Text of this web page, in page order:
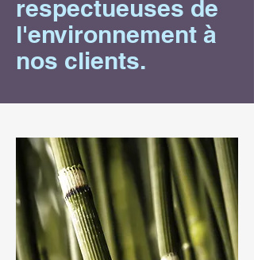
respectueuses de
l'environnement à
nos clients.